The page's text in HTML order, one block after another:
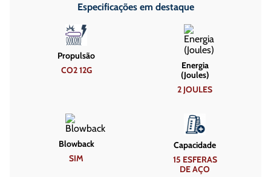
Especificações em destaque
Propulsão
CO2 12G
Energia
(Joules)
2 JOULES
Blowback
SIM
Capacidade
15 ESFERAS
DE AÇO